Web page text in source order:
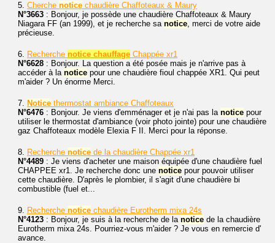
5. Cherche notice chaudière Chaffoteaux & Maury
N°3663 : Bonjour, je possède une chaudière Chaffoteaux & Maury
Niagara FF (an 1999), et je recherche sa notice, merci de votre aide
précieuse.
6. Recherche notice chauffage Chappée xr1
N°6628 : Bonjour. La question a été posée mais je n'arrive pas à
accéder à la notice pour une chaudière fioul chappée XR1. Qui peut
m'aider ? Un énorme Merci.
7. Notice thermostat ambiance Chaffoteaux
N°6476 : Bonjour. Je viens d'emménager et je n'ai pas la notice pour
utiliser le thermostat d'ambiance (voir photo jointe) pour une chaudière
gaz Chaffoteaux modèle Elexia F II. Merci pour la réponse.
8. Recherche notice de la chaudière Chappée xr1
N°4489 : Je viens d'acheter une maison équipée d'une chaudière fuel
CHAPPEE xr1. Je recherche donc une notice pour pouvoir utiliser
cette chaudière. D'après le plombier, il s'agit d'une chaudière bi
combustible (fuel et...
9. Recherche notice chaudière Eurotherm mixa 24s
N°4123 : Bonjour, je suis à la recherche de la notice de la chaudière
Eurotherm mixa 24s. Pourriez-vous m'aider ? Je vous en remercie d'
avance.